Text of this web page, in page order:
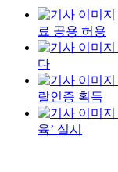
료 공용 허용
다
랄인증 획득
육’ 실시